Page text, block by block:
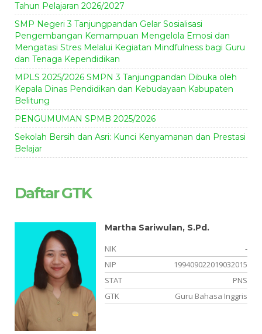
Tahun Pelajaran 2026/2027
SMP Negeri 3 Tanjungpandan Gelar Sosialisasi
Pengembangan Kemampuan Mengelola Emosi dan
Mengatasi Stres Melalui Kegiatan Mindfulness bagi Guru
dan Tenaga Kependidikan
MPLS 2025/2026 SMPN 3 Tanjungpandan Dibuka oleh
Kepala Dinas Pendidikan dan Kebudayaan Kabupaten
Belitung
PENGUMUMAN SPMB 2025/2026
Sekolah Bersih dan Asri: Kunci Kenyamanan dan Prestasi
Belajar
Daftar GTK
Martha Sariwulan, S.Pd.
NIK
-
NIP
199409022019032015
STAT
PNS
GTK
Guru Bahasa Inggris